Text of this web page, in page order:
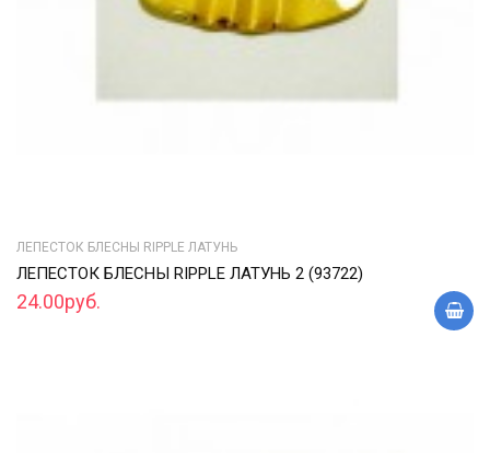
ЛЕПЕСТОК БЛЕСНЫ RIPPLE ЛАТУНЬ
ЛЕПЕСТОК БЛЕСНЫ RIPPLE ЛАТУНЬ 2 (93722)
24.00руб.